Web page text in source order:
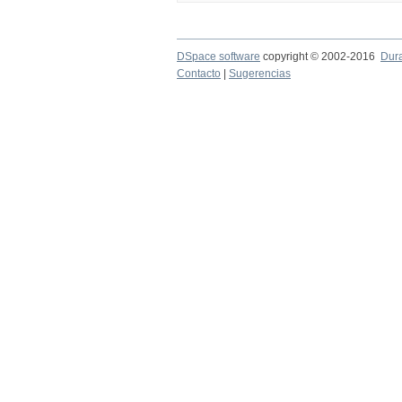
DSpace software copyright © 2002-2016
Contacto
Sugerencias